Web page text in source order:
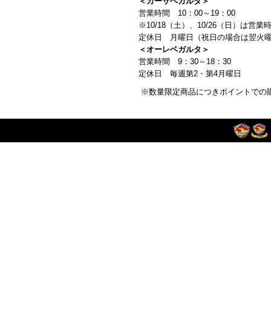
営業時間 10：00～19：00
※10/18（土）、10/26（日）は営業
定休日 月曜日（祝日の場合は翌火
＜オーレベガルタ＞
営業時間 9：30～18：30
定休日 毎週第2・第4月曜日
※数量限定商品につきポイントでの